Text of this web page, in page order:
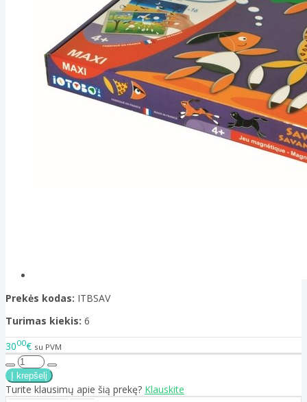
Prekės kodas: ITBSAV
Turimas kiekis: 6
3000€ su PVM
Turite klausimų apie šią prekę? Klauskite